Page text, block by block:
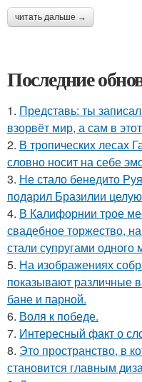
читать дальше →
Последние
1. Представь: ты
взорвёт мир, а сам в
2. В тропических лесах
словно носит на себе
3. Не стало бенедито
подарил Бразилии
4. В Калифорнии трое
свадебное торжество,
стали супругами одного
5. На изображениях
показывают различные
бане и парной.
6. Воля к победе.
7. Интересный факт о
8. Это пространство, в
становится главным